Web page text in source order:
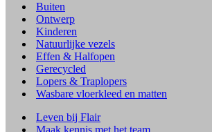
Buiten
Ontwerp
Kinderen
Natuurlijke vezels
Effen & Halfopen
Gerecycled
Lopers & Traplopers
Wasbare vloerkleed en matten
Leven bij Flair
Maak kennis met het team